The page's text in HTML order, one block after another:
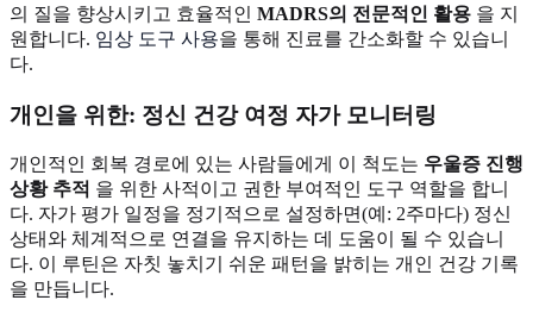
의 질을 향상시키고 효율적인 MADRS의 전문적인 활용 을 지
원합니다. 임상 도구 사용을 통해 진료를 간소화할 수 있습니
다.
개인을 위한: 정신 건강 여정 자가 모니터링
개인적인 회복 경로에 있는 사람들에게 이 척도는 우울증 진행
상황 추적 을 위한 사적이고 권한 부여적인 도구 역할을 합니
다. 자가 평가 일정을 정기적으로 설정하면(예: 2주마다) 정신
상태와 체계적으로 연결을 유지하는 데 도움이 될 수 있습니
다. 이 루틴은 자칫 놓치기 쉬운 패턴을 밝히는 개인 건강 기록
을 만듭니다.